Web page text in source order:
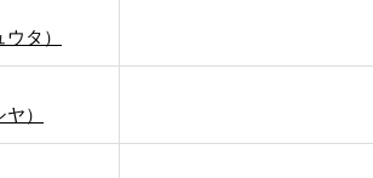
タ）
）